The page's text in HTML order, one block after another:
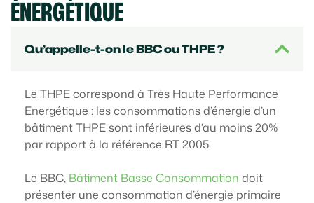
ÉNERGÉTIQUE
Qu’appelle-t-on le BBC ou THPE ?
Le THPE correspond à Très Haute Performance
Energétique : les consommations d’énergie d’un
bâtiment THPE sont inférieures d’au moins 20%
par rapport à la référence RT 2005.
Le BBC, Bâtiment Basse Consommation doit
présenter une consommation d’énergie primaire